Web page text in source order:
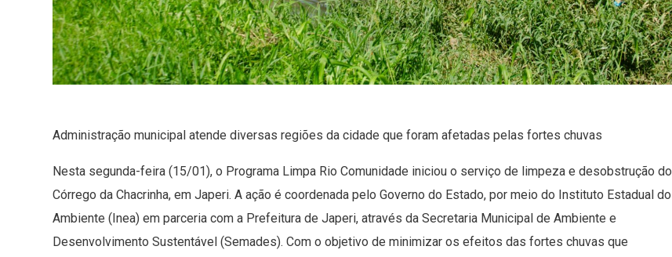
Administração municipal atende diversas regiões da cidade que foram afetadas pelas fortes chuvas
Nesta segunda-feira (15/01), o Programa Limpa Rio Comunidade iniciou o serviço de limpeza e desobstrução do
Córrego da Chacrinha, em Japeri. A ação é coordenada pelo Governo do Estado, por meio do Instituto Estadual do
Ambiente (Inea) em parceria com a Prefeitura de Japeri, através da Secretaria Municipal de Ambiente e
Desenvolvimento Sustentável (Semades). Com o objetivo de minimizar os efeitos das fortes chuvas que